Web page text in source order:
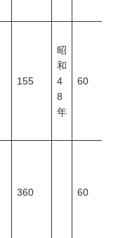
155
昭
和
4
8
年
60
360 60